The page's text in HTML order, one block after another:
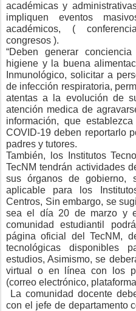
académicas y
impliquen eventos
académicos, (
congresos ).
“Deben generar
higiene y la buena
Inmunológico, solicitar a
de infección respiratoria,
atentas a la evolución de
atención medica de
información, que
COVID-19 deben reportarlo
padres y tutores.
También, los Institutos
TecNM tendrán actividades
sus órganos de gobierno,
aplicable para los
Centros, Sin embargo, se
sea el día 20 de marzo y
comunidad estudiantil
página oficial del TecNM,
tecnológicas disponibles
estudios, Asimismo, se
virtual o en línea con los
(correo electrónico,
La comunidad docente
con el jefe de departamento